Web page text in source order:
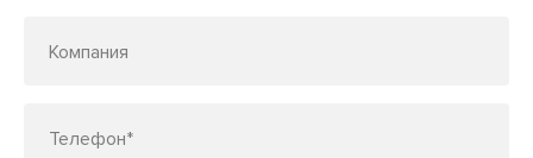
Компания
Телефон*